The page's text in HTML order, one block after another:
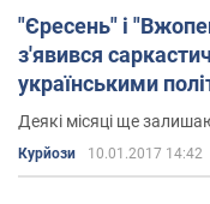
"Єресень" і
з'явився
українськими
Деякі місяці ще
Курйози 10.01.2017 14:42